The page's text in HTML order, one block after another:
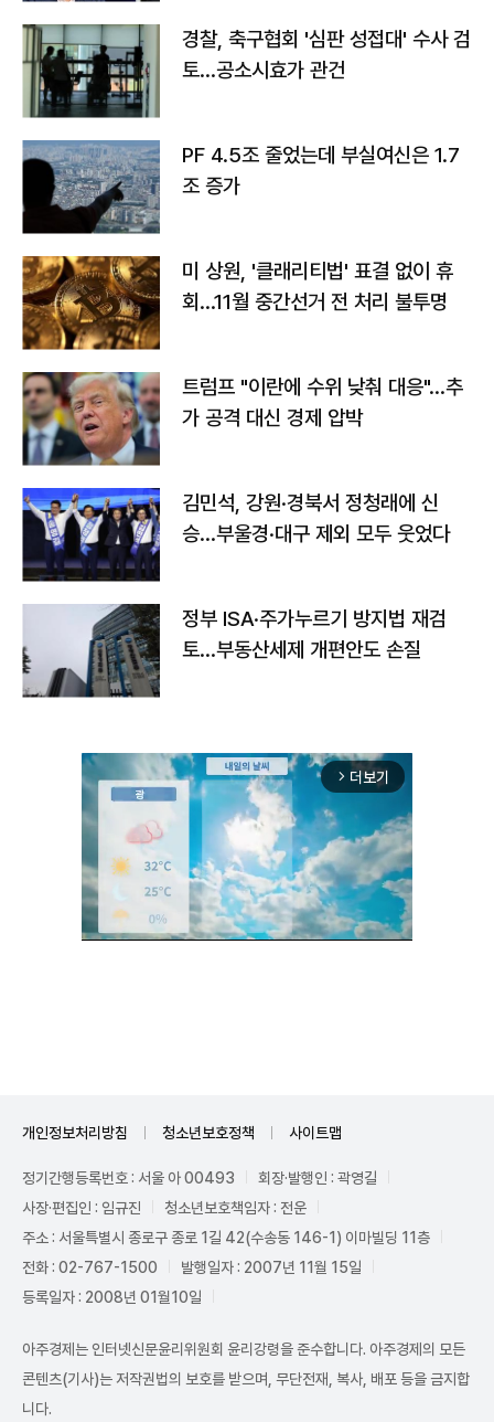
경찰, 축구협회 '심판 성접대' 수사 검
토…공소시효가 관건
PF 4.5조 줄었는데 부실여신은 1.7
조 증가
미 상원, '클래리티법' 표결 없이 휴
회…11월 중간선거 전 처리 불투명
트럼프 "이란에 수위 낮춰 대응"…추
가 공격 대신 경제 압박
김민석, 강원·경북서 정청래에 신
승…부울경·대구 제외 모두 웃었다
정부 ISA·주가누르기 방지법 재검
토…부동산세제 개편안도 손질
arrow_forward_ios 더보기
개인정보처리방침 청소년보호정책 사이트맵
정기간행등록번호 : 서울 아 00493
회장·발행인 : 곽영길
사장·편집인 : 임규진
청소년보호책임자 : 전운
주소 : 서울특별시 종로구 종로 1길 42(수송동 146-1) 이마빌딩 11층
전화 : 02-767-1500
발행일자 : 2007년 11월 15일
등록일자 : 2008년 01월10일
아주경제는 인터넷신문윤리위원회 윤리강령을 준수합니다. 아주경제의 모든
콘텐츠(기사)는 저작권법의 보호를 받으며, 무단전재, 복사, 배포 등을 금지합
니다.